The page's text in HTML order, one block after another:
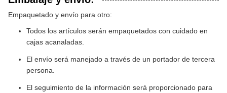
Empaquetado y envío para otro:
Todos los artículos serán empaquetados con cuidado en
cajas acanaladas.
El envío será manejado a través de un portador de tercera
persona.
El seguimiento de la información será proporcionado para